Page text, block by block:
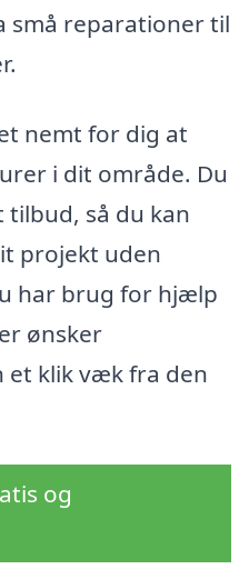
små reparationer til
nemt for dig at
i dit område. Du
så du kan
projekt uden
har brug for hjælp
ønsker
et klik væk fra den
og